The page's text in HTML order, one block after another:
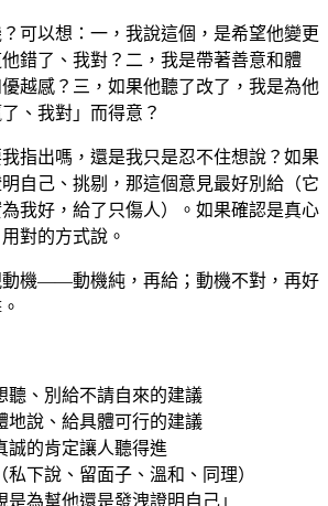
可以想：一，我說這個，是希望他變更
錯了、我對？二，我是帶著善意和體
越感？三，如果他聽了改了，我是為他
、我對」而得意？
指出嗎，還是我只是忍不住想說？如果
自己、挑剔，那這個意見最好別給（它
我好，給了只傷人）。如果確認是真心
對的方式說。
動機——動機純，再給；動機不對，再好
聽、別給不請自來的建議
地說、給具體可行的建議
誠的肯定讓人聽得進
私下說、留面子、溫和、同理）
是為幫他還是發洩證明自己」